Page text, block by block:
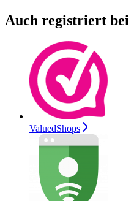
Auch registriert bei
ValuedShops